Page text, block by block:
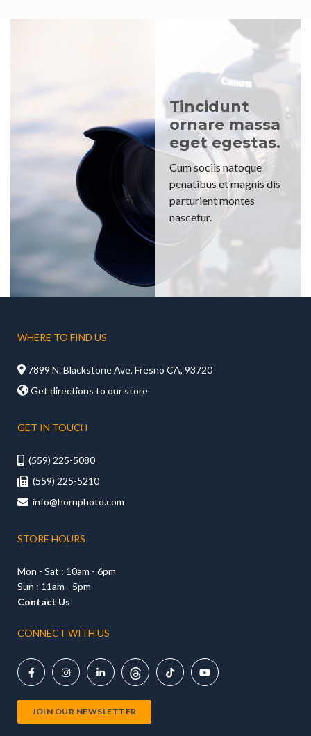
Tincidunt
ornare massa
eget egestas.
Cum sociis natoque
penatibus et magnis dis
parturient montes
nascetur.
WHERE TO FIND US
 7899 N. Blackstone Ave, Fresno CA, 93720
Get directions to our store
GET IN TOUCH
(559) 225-5080
 (559) 225-5210
 info@hornphoto.com
STORE HOURS
Mon - Sat : 10am - 6pm
Sun : 11am - 5pm
Contact Us
CONNECT WITH US
    
JOIN OUR NEWSLETTER